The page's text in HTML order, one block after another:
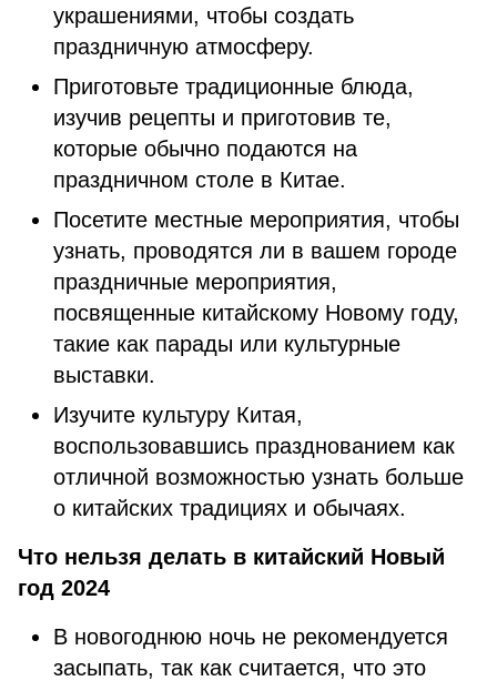
украшениями, чтобы создать
праздничную атмосферу.
Приготовьте традиционные блюда,
изучив рецепты и приготовив те,
которые обычно подаются на
праздничном столе в Китае.
Посетите местные мероприятия, чтобы
узнать, проводятся ли в вашем городе
праздничные мероприятия,
посвященные китайскому Новому году,
такие как парады или культурные
выставки.
Изучите культуру Китая,
воспользовавшись празднованием как
отличной возможностью узнать больше
о китайских традициях и обычаях.
Что нельзя делать в китайский Новый
год 2024
В новогоднюю ночь не рекомендуется
засыпать, так как считается, что это